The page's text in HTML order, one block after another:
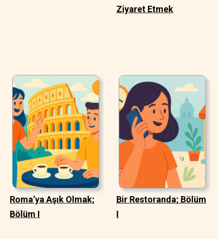
Ziyaret Etmek
Roma’ya Aşık Olmak;
Bölüm I
Bir Restoranda; Bölüm
I